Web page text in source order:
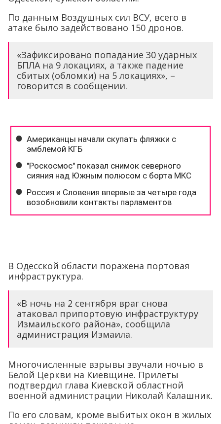
По данным Воздушных сил ВСУ, всего в
атаке было задействовано 150 дронов.
«Зафиксировано попадание 30 ударных
БПЛА на 9 локациях, а также падение
сбитых (обломки) на 5 локациях», –
говорится в сообщении.
В Одесской области поражена портовая
инфраструктура.
«В ночь на 2 сентября враг снова
атаковал припортовую инфраструктуру
Измаильского района», сообщила
администрация Измаила.
Многочисленные взрывы звучали ночью в
Белой Церкви на Киевщине. Прилеты
подтвердил глава Киевской областной
военной администрации Николай Калашник.
По его словам, кроме выбитых окон в жилых